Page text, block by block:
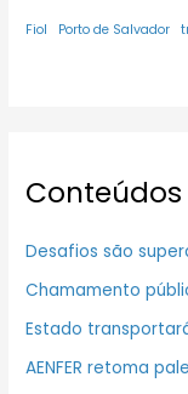
Fiol Porto de Salvador
Conteúdos
Desafios são
Chamamento
Estado
AENFER retoma